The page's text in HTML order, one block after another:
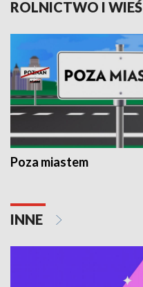
ROLNICTWO I WIEŚ
Poza miastem
INNE